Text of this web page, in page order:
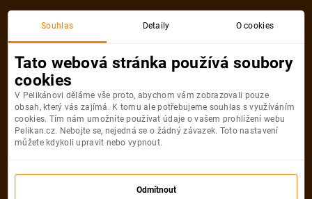
Akční letenka
Litujeme, akční letenka do města už
není dostupná
Souhlas Detaily O cookies
Tato webová stránka používá soubory
cookies
V Pelikánovi děláme vše proto, abychom vám zobrazovali pouze
obsah, který vás zajímá. K tomu ale potřebujeme souhlas s využíváním
cookies. Tím nám umožníte používat údaje o vašem prohlížení webu
Pelikan.cz. Nebojte se, nejedná se o žádný závazek. Toto nastavení
můžete kdykoli upravit nebo vypnout.
Odmítnout